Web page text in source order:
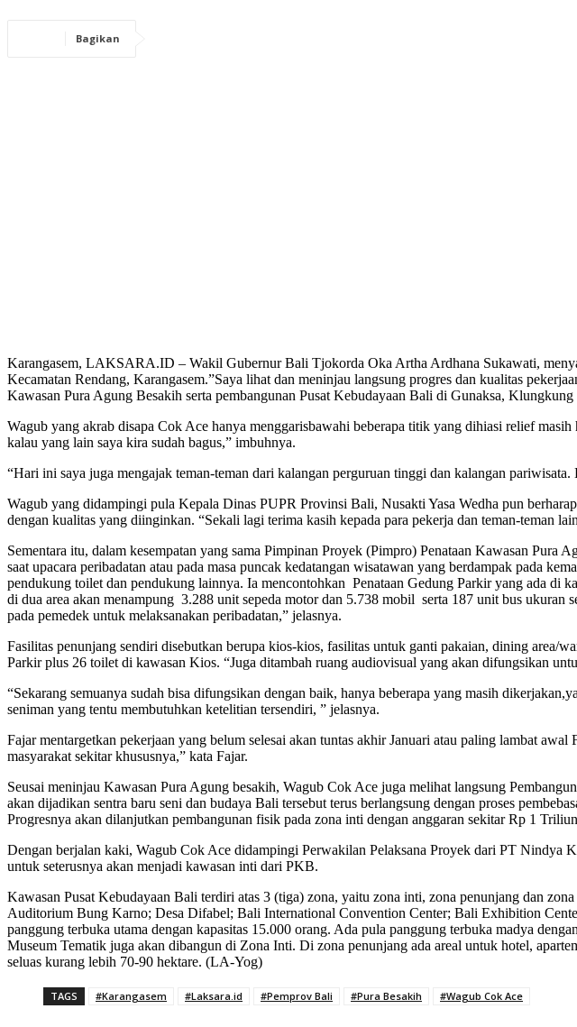
Bagikan
Karangasem, LAKSARA.ID – Wakil Gubernur Bali Tjokorda Oka Artha Ardhana Sukawati,
Kecamatan Rendang, Karangasem.”Saya lihat dan meninjau langsung progres dan kualitas
Kawasan Pura Agung Besakih serta pembangunan Pusat Kebudayaan Bali di Gunaksa, Klungkung
Wagub yang akrab disapa Cok Ace hanya menggarisbawahi beberapa titik yang dihiasi relief
kalau yang lain saya kira sudah bagus,” imbuhnya.
“Hari ini saya juga mengajak teman-teman dari kalangan perguruan tinggi dan kalangan
Wagub yang didampingi pula Kepala Dinas PUPR Provinsi Bali, Nusakti Yasa Wedha pun
dengan kualitas yang diinginkan. “Sekali lagi terima kasih kepada para pekerja dan teman-teman
Sementara itu, dalam kesempatan yang sama Pimpinan Proyek (Pimpro) Penataan Kawasan Pura
saat upacara peribadatan atau pada masa puncak kedatangan wisatawan yang berdampak pada
pendukung toilet dan pendukung lainnya. Ia mencontohkan Penataan Gedung Parkir yang ada di
di dua area akan menampung 3.288 unit sepeda motor dan 5.738 mobil serta 187 unit bus ukuran
pada pemedek untuk melaksanakan peribadatan,” jelasnya.
Fasilitas penunjang sendiri disebutkan berupa kios-kios, fasilitas untuk ganti pakaian, dining area/
Parkir plus 26 toilet di kawasan Kios. “Juga ditambah ruang audiovisual yang akan difungsikan
“Sekarang semuanya sudah bisa difungsikan dengan baik, hanya beberapa yang masih
seniman yang tentu membutuhkan ketelitian tersendiri, ” jelasnya.
Fajar mentargetkan pekerjaan yang belum selesai akan tuntas akhir Januari atau paling lambat
masyarakat sekitar khususnya,” kata Fajar.
Seusai meninjau Kawasan Pura Agung besakih, Wagub Cok Ace juga melihat langsung
akan dijadikan sentra baru seni dan budaya Bali tersebut terus berlangsung dengan proses
Progresnya akan dilanjutkan pembangunan fisik pada zona inti dengan anggaran sekitar Rp 1
Dengan berjalan kaki, Wagub Cok Ace didampingi Perwakilan Pelaksana Proyek dari PT Nindya
untuk seterusnya akan menjadi kawasan inti dari PKB.
Kawasan Pusat Kebudayaan Bali terdiri atas 3 (tiga) zona, yaitu zona inti, zona penunjang dan
Auditorium Bung Karno; Desa Difabel; Bali International Convention Center; Bali Exhibition
panggung terbuka utama dengan kapasitas 15.000 orang. Ada pula panggung terbuka madya
Museum Tematik juga akan dibangun di Zona Inti. Di zona penunjang ada areal untuk hotel,
seluas kurang lebih 70-90 hektare. (LA-Yog)
TAGS #Karangasem #Laksara.id #Pemprov Bali #Pura Besakih #Wagub Cok Ace